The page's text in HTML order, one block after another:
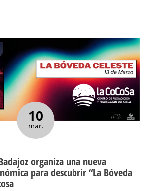
10
mar.
organiza una nueva
para descubrir “La Bóveda